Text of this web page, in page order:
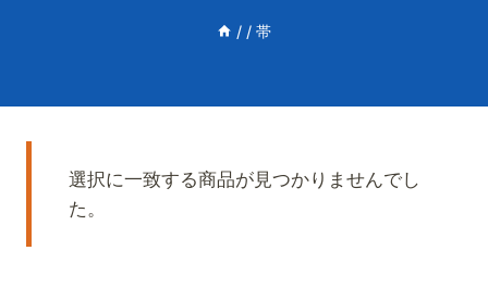
/ / 帯
選択に一致する商品が見つかりませんでし
た。